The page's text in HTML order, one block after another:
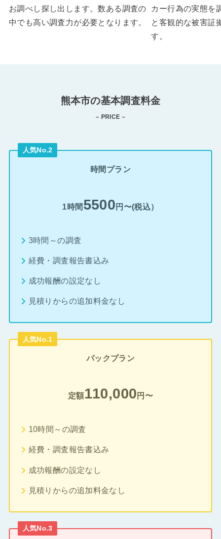
お調べし探し出します。数ある調査の
中でも高い調査力が必要となります。
カー行為の実態を
と客観的な被害証
す。
熊本市の基本調査料金
– PRICE –
人気No.2
時間プラン
1時間 5500 円〜(税込）
3時間～の調査
経費・調査報告書込み
成功報酬の設定なし
見積りからの追加料金なし
人気No.1
パックプラン
定額110,000 円〜
10時間～の調査
経費・調査報告書込み
成功報酬の設定なし
見積りからの追加料金なし
人気No.3